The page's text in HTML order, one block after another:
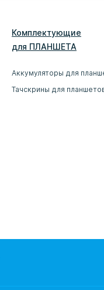
Комплектующие
для ПЛАНШЕТА
Аккумуляторы для
Тачскрины для